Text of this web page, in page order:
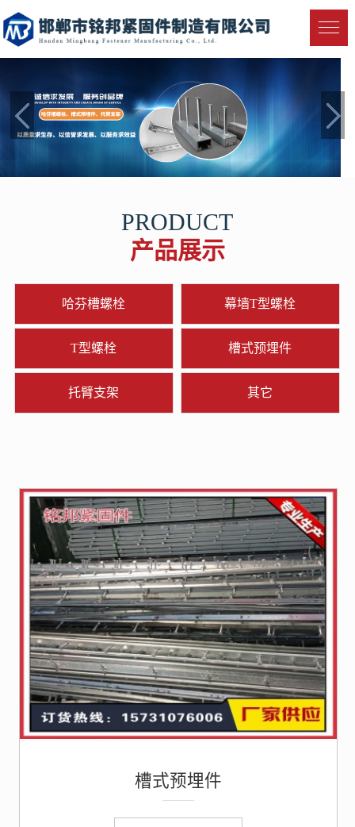
PRODUCT
产品展示
哈芬槽螺栓 幕墙T型螺栓
T型螺栓 槽式预埋件
托臂支架 其它
槽式预埋件